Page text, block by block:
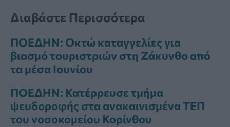
Διαβάστε Περισσότερα
ΠΟΕΔΗΝ: Οκτώ καταγγελίες για
βιασμό τουριστριών στη Ζάκυνθο από
τα μέσα Ιουνίου
ΠΟΕΔΗΝ: Κατέρρευσε τμήμα
ψευδοροφής στα ανακαινισμένα ΤΕΠ
του νοσοκομείου Κορίνθου